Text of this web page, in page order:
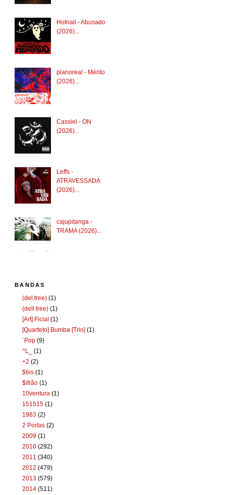
Hotnail - Abusado
(2026)...
planoreal - Mérito
(2026)...
Cassiel - ON
(2026)...
Leffs -
ATRAVESSADA
(2026)...
cajupitanga -
TRAMA (2026)...
BANDAS
(del.tree) (1)
(dell.tree) (1)
[Art].Ficial (1)
[Quarteto] Bumba [Trio] (1)
`Pop (9)
^L_
(1)
+2 (2)
$6is (1)
$ifrão (1)
10ventura (1)
151515 (1)
1983 (2)
2 Portas (2)
2009 (1)
2010 (292)
2011 (340)
2012 (479)
2013 (579)
2014 (511)